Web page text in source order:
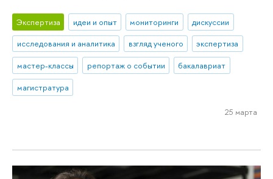
Экспертиза идеи и опыт мониторинги
дискуссии
исследования и аналитика
взгляд ученого
экспертиза
мастер-классы
репортаж о событии
бакалавриат
магистратура
25 марта